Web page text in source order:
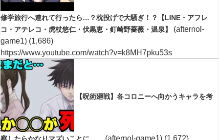
修学旅行へ連れて行ったら…？枕投げで大騒ぎ！？【LINE・アフレ
コ・アテレコ・虎杖悠仁・伏黒恵・釘崎野薔薇・温泉】
(afternol-
game1) (1,686)
https://www.youtube.com/watch?v=k8MH7pku53s
【呪術廻戦】各コロニーへ向かうキャラを考
(afternol-game1) (1,672)